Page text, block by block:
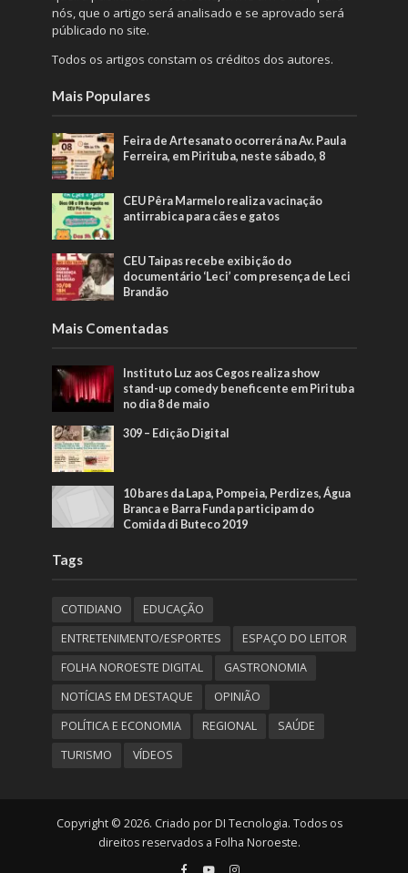
nós, que o artigo será analisado e se aprovado será
públicado no site.
Todos os artigos constam os créditos dos autores.
Mais Populares
Feira de Artesanato ocorrerá na Av. Paula
Ferreira, em Pirituba, neste sábado, 8
CEU Pêra Marmelo realiza vacinação
antirrabica para cães e gatos
CEU Taipas recebe exibição do
documentário ‘Leci’ com presença de Leci
Brandão
Mais Comentadas
Instituto Luz aos Cegos realiza show
stand-up comedy beneficente em Pirituba
no dia 8 de maio
309 – Edição Digital
10 bares da Lapa, Pompeia, Perdizes, Água
Branca e Barra Funda participam do
Comida di Buteco 2019
Tags
COTIDIANO
EDUCAÇÃO
ENTRETENIMENTO/ESPORTES
ESPAÇO DO LEITOR
FOLHA NOROESTE DIGITAL
GASTRONOMIA
NOTÍCIAS EM DESTAQUE
OPINIÃO
POLÍTICA E ECONOMIA
REGIONAL
SAÚDE
TURISMO
VÍDEOS
Copyright © 2026. Criado por DI Tecnologia. Todos os
direitos reservados a Folha Noroeste.